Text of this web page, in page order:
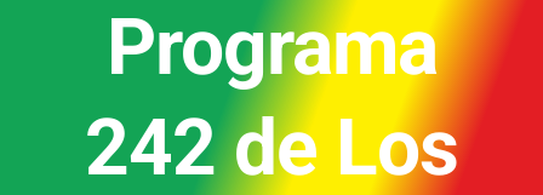
Programa
242 de Los